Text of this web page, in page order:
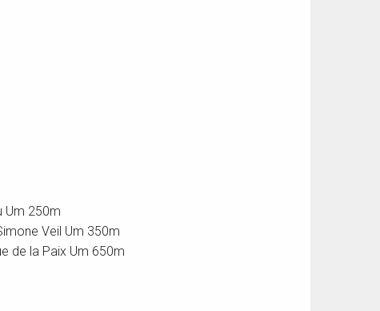
Um 250m
Veil Um 350m
de la Paix Um 650m